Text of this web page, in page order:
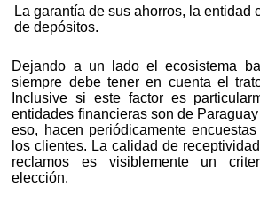
La garantía de sus ahorros, la entidad
de depósitos.
Dejando a un lado el ecosistema
siempre debe tener en cuenta el
Inclusive si este factor es
entidades financieras son de
eso, hacen periódicamente
los clientes. La calidad de
reclamos es visiblemente un
elección.